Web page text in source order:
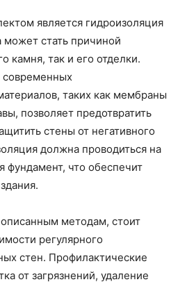
является гидроизоляция
может стать причиной
камня, так и его отделки.
таких как мембраны
позволяет предотвратить
стены от негативного
должна проводиться на
фундамент, что обеспечит
методам, стоит
регулярного
стен. Профилактические
от загрязнений, удаление